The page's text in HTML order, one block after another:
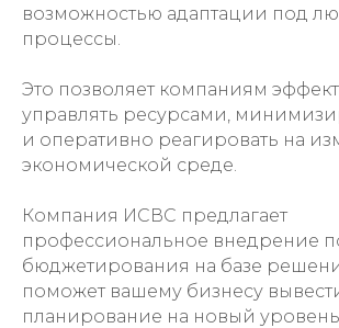
возможностью адаптации под
процессы.
Это позволяет компаниям
управлять ресурсами,
и оперативно реагировать на
экономической среде.
Компания ИСВС предлагает
профессиональное внедрение
бюджетирования на базе
поможет вашему бизнесу
планирование на новый